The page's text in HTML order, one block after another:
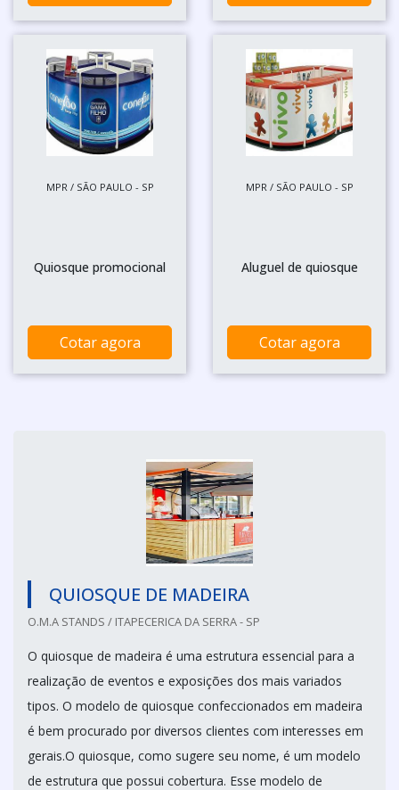
MPR / SÃO PAULO - SP
Quiosque promocional
Cotar agora
MPR / SÃO PAULO - SP
Aluguel de quiosque
Cotar agora
QUIOSQUE DE MADEIRA
O.M.A STANDS / ITAPECERICA DA SERRA - SP
O quiosque de madeira é uma estrutura essencial para a
realização de eventos e exposições dos mais variados
tipos. O modelo de quiosque confeccionados em madeira
é bem procurado por diversos clientes com interesses em
gerais.O quiosque, como sugere seu nome, é um modelo
de estrutura que possui cobertura. Esse modelo de